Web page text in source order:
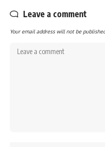
Leave a comment
Your email address will not be